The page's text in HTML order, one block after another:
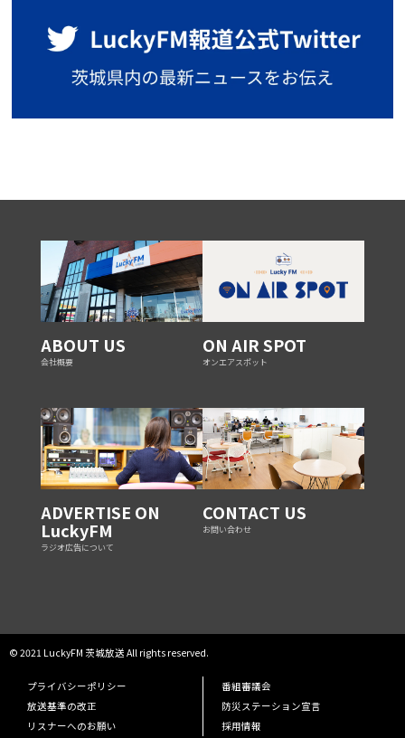
ABOUT US
会社概要
ON AIR SPOT
オンエアスポット
ADVERTISE ON
LuckyFM
ラジオ広告について
CONTACT US
お問い合わせ
© 2021 LuckyFM 茨城放送 All rights reserved.
プライバシーポリシー
番組審議会
放送基準の改正
防災ステーション宣言
リスナーへのお願い
採用情報